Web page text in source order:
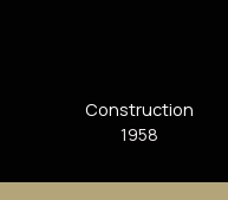
Construction
1958